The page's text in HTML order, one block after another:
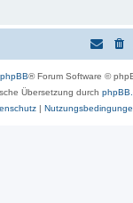
phpBB® Forum Software ©
Übersetzung durch
|